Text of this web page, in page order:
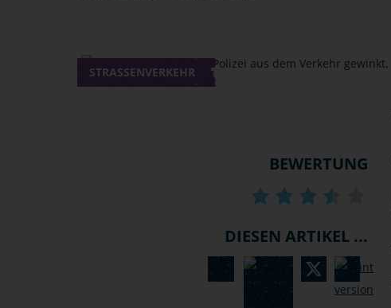
STRASSENVERKEHR
BEWERTUNG
DIESEN ARTIKEL ...